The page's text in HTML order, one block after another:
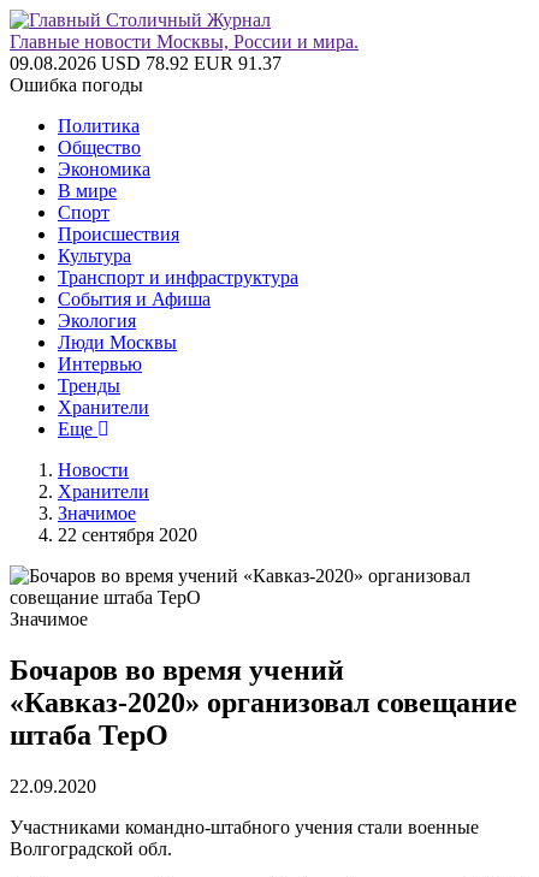
Главные новости Москвы, России и мира.
09.08.2026 USD 78.92 EUR 91.37
Ошибка погоды
Политика
Общество
Экономика
В мире
Спорт
Происшествия
Культура
Транспорт и инфраструктура
События и Афиша
Экология
Люди Москвы
Интервью
Тренды
Хранители
Еще
Новости
Хранители
Значимое
22 сентября 2020
Значимое
Бочаров во время учений
«Кавказ-2020» организовал совещание
штаба ТерО
22.09.2020
Участниками командно-штабного учения стали военные
Волгоградской обл.